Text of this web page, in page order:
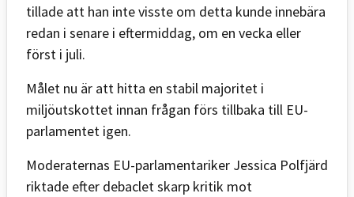
tillade att han inte visste om detta kunde innebära
redan i senare i eftermiddag, om en vecka eller
först i juli.
Målet nu är att hitta en stabil majoritet i
miljöutskottet innan frågan förs tillbaka till EU-
parlamentet igen.
Moderaternas EU-parlamentariker Jessica Polfjärd
riktade efter debaclet skarp kritik mot